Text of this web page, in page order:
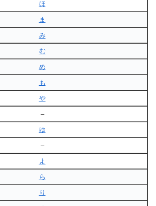
ほ
ま
み
む
め
も
や
–
ゆ
–
よ
ら
り